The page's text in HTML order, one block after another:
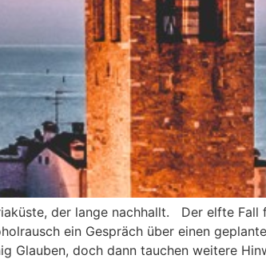
der lange nachhallt. Der elfte
ein Gespräch über einen
Glauben, doch dann tauchen weitere